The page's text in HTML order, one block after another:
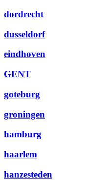
dordrecht
dusseldorf
eindhoven
GENT
goteburg
groningen
hamburg
haarlem
hanzesteden